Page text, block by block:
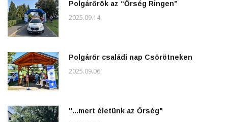
Polgárőrök az “Őrség Ringen”
2025.09.14.
Polgárőr családi nap Csörötneken
2025.09.06.
"...mert életünk az Őrség"